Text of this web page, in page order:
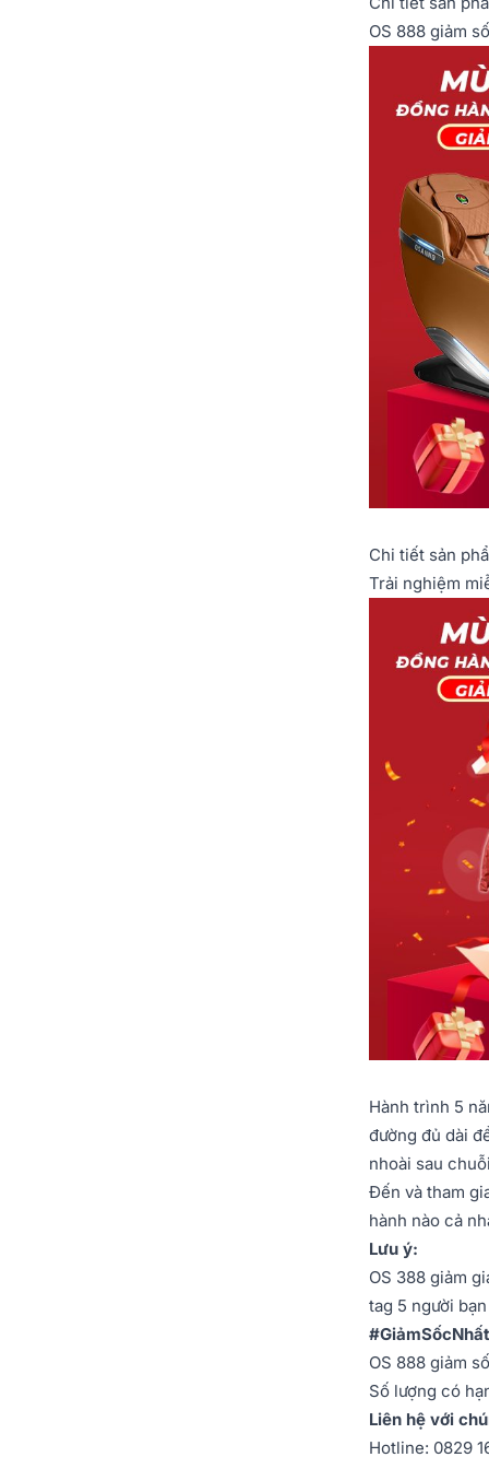
OS 888 giảm
Chi tiết sản
Trải nghiệm
Hành trình 5
đường đủ dài
nhoài sau
Đến và tham
hành nào cả
Lưu ý:
OS 388 giảm
tag 5 người
OS 888 giảm
Số lượng có
Liên hệ với
Hotline: 0829